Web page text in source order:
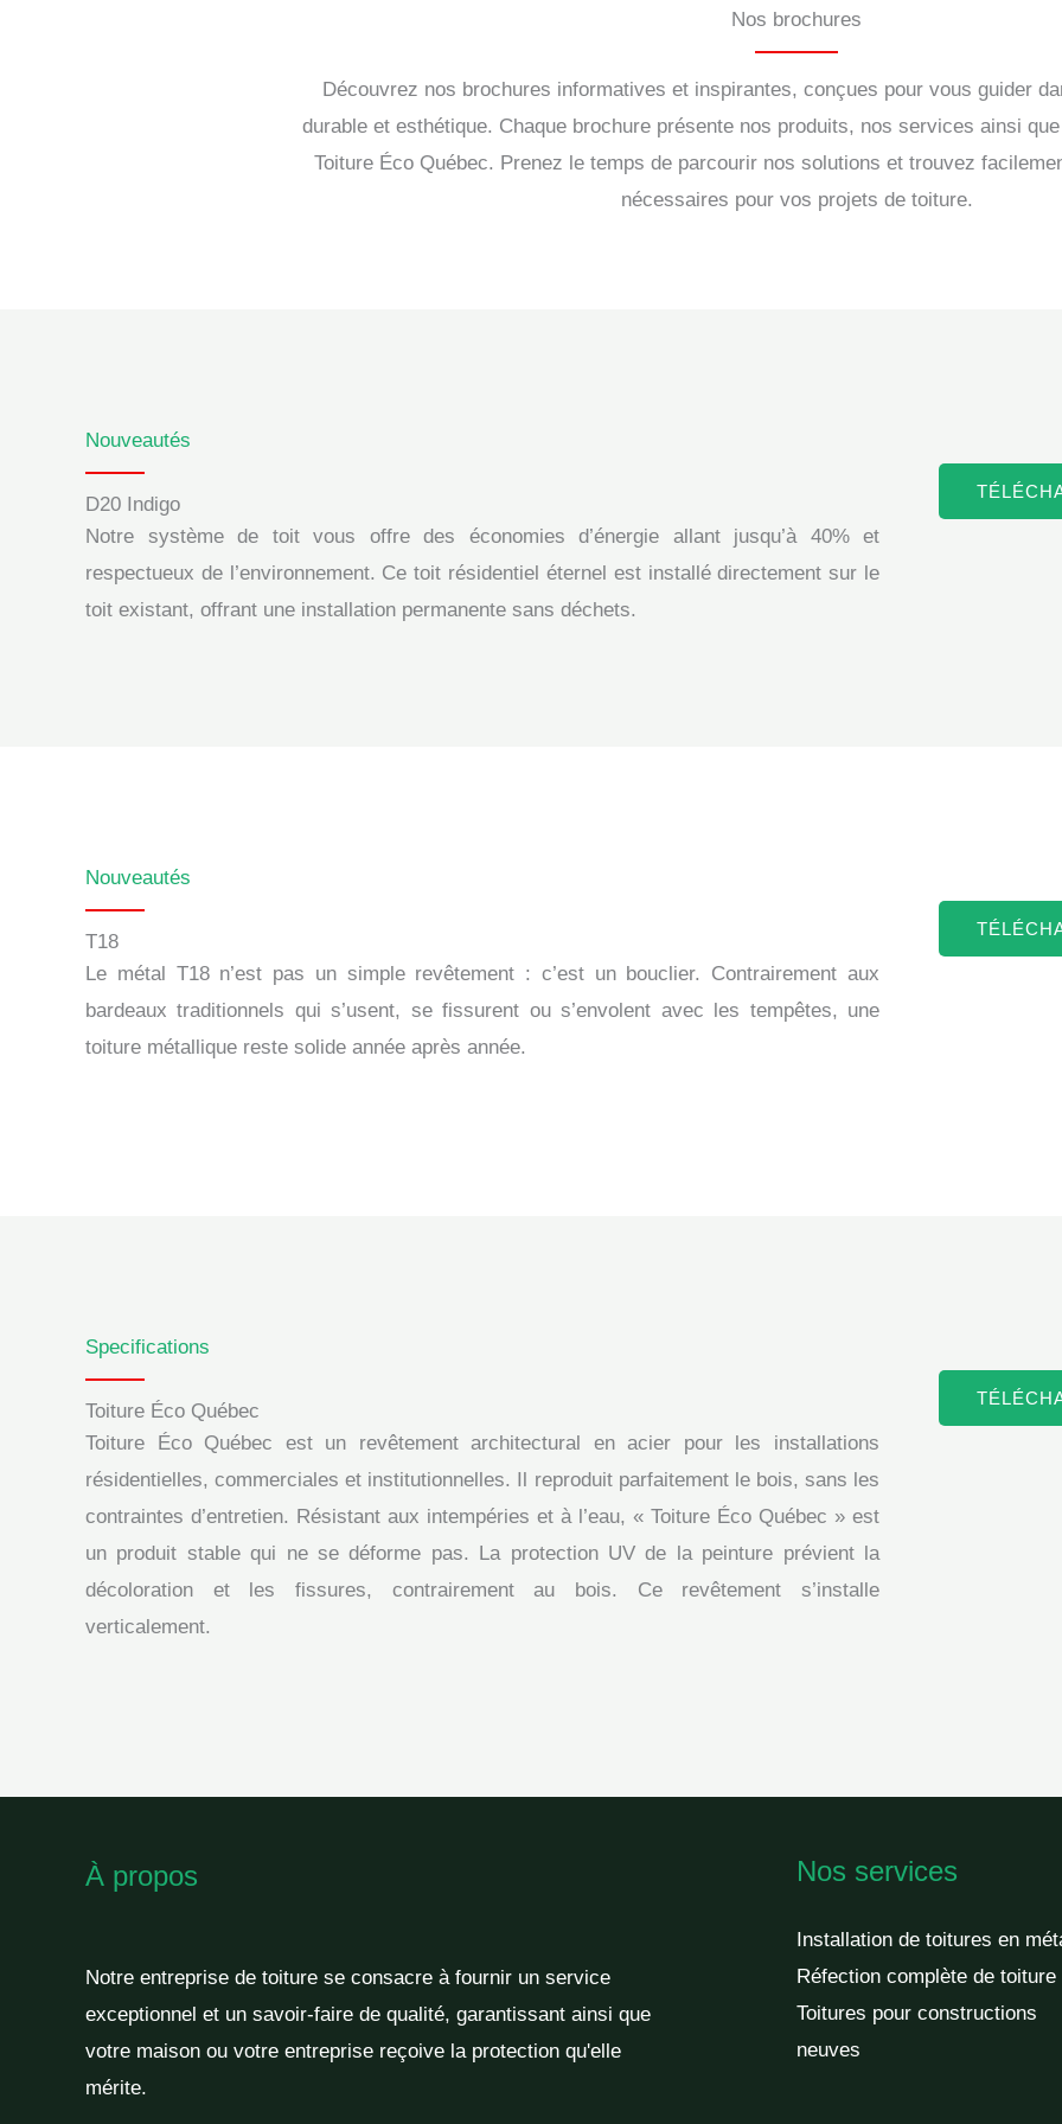
Nos brochures
Découvrez nos brochures informatives et inspirantes, conçues pour vous guider
durable et esthétique. Chaque brochure présente nos produits, nos services ainsi
Toiture Éco Québec. Prenez le temps de parcourir nos solutions et trouvez
nécessaires pour vos projets de toiture.
Nouveautés
D20 Indigo
Notre système de toit vous offre des économies d’énergie allant jusqu’à 40% et
respectueux de l’environnement. Ce toit résidentiel éternel est installé directement sur le
toit existant, offrant une installation permanente sans déchets.
Nouveautés
T18
Le métal T18 n’est pas un simple revêtement : c’est un bouclier. Contrairement aux
bardeaux traditionnels qui s’usent, se fissurent ou s’envolent avec les tempêtes, une
toiture métallique reste solide année après année.
Specifications
Toiture Éco Québec
Toiture Éco Québec est un revêtement architectural en acier pour les installations
résidentielles, commerciales et institutionnelles. Il reproduit parfaitement le bois, sans les
contraintes d’entretien. Résistant aux intempéries et à l’eau, « Toiture Éco Québec » est
un produit stable qui ne se déforme pas. La protection UV de la peinture prévient la
décoloration et les fissures, contrairement au bois. Ce revêtement s’installe
verticalement.
À propos
Notre entreprise de toiture se consacre à fournir un service
exceptionnel et un savoir-faire de qualité, garantissant ainsi que
votre maison ou votre entreprise reçoive la protection qu'elle
mérite.
Nos services
Installation de toitures en
Réfection complète de toiture
Toitures pour constructions
neuves